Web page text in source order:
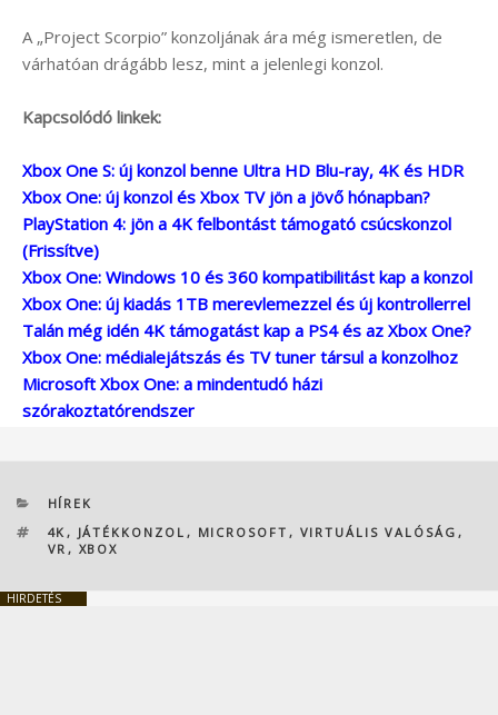
A „Project Scorpio” konzoljának ára még ismeretlen, de
várhatóan drágább lesz, mint a jelenlegi konzol.
Kapcsolódó linkek:
Xbox One S: új konzol benne Ultra HD Blu-ray, 4K és HDR
Xbox One: új konzol és Xbox TV jön a jövő hónapban?
PlayStation 4: jön a 4K felbontást támogató csúcskonzol
(Frissítve)
Xbox One: Windows 10 és 360 kompatibilitást kap a konzol
Xbox One: új kiadás 1TB merevlemezzel és új kontrollerrel
Talán még idén 4K támogatást kap a PS4 és az Xbox One?
Xbox One: médialejátszás és TV tuner társul a konzolhoz
Microsoft Xbox One: a mindentudó házi
szórakoztatórendszer
KATEGÓRIÁK
HÍREK
CÍMKÉK
4K , JÁTÉKKONZOL , MICROSOFT , VIRTUÁLIS VALÓSÁG ,
VR , XBOX
HIRDETÉS